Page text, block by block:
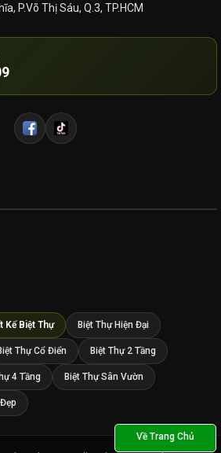
P.Võ Thị Sáu, Q.3, TP.HCM
Kế Biệt Thự Biệt Thự Hiện Đại
Thự Cổ Điển Biệt Thự 2 Tầng
4 Tầng Biệt Thự Sân Vườn